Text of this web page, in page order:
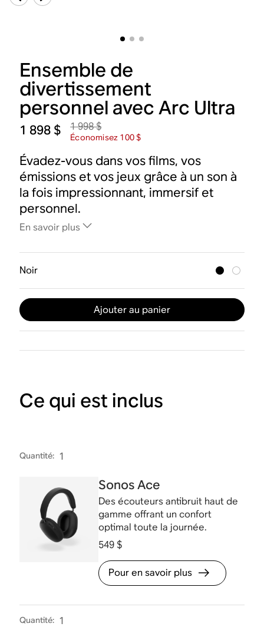
Ensemble de
divertissement
personnel avec Arc Ultra
1 898 $ 1 998 $
Économisez 100 $
Évadez-vous dans vos films, vos
émissions et vos jeux grâce à un son à
la fois impressionnant, immersif et
personnel.
En savoir plus
Noir
Ajouter au panier
Ce qui est inclus
Quantité: 1
Sonos Ace
Des écouteurs antibruit haut de
gamme offrant un confort
optimal toute la journée.
549 $
Pour en savoir plus
Quantité: 1